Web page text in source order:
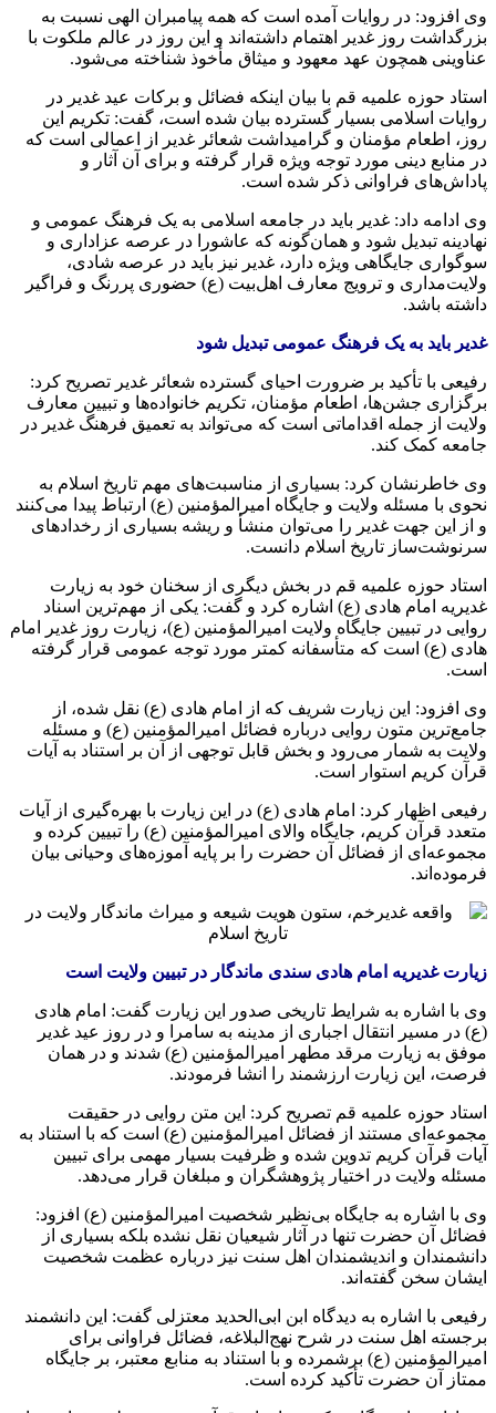
وی افزود: در روایات آمده است که همه پیامبران الهی نسبت به
بزرگداشت روز غدیر اهتمام داشته‌اند و این روز در عالم ملکوت با
عناوینی همچون عهد معهود و میثاق مأخوذ شناخته می‌شود.
استاد حوزه علمیه قم با بیان اینکه فضائل و برکات عید غدیر در
روایات اسلامی بسیار گسترده بیان شده است، گفت: تکریم این
روز، اطعام مؤمنان و گرامیداشت شعائر غدیر از اعمالی است که
در منابع دینی مورد توجه ویژه قرار گرفته و برای آن آثار و
پاداش‌های فراوانی ذکر شده است.
وی ادامه داد: غدیر باید در جامعه اسلامی به یک فرهنگ عمومی و
نهادینه تبدیل شود و همان‌گونه که عاشورا در عرصه عزاداری و
سوگواری جایگاهی ویژه دارد، غدیر نیز باید در عرصه شادی،
ولایت‌مداری و ترویج معارف اهل‌بیت (ع) حضوری پررنگ و فراگیر
داشته باشد.
غدیر باید به یک فرهنگ عمومی تبدیل شود
رفیعی با تأکید بر ضرورت احیای گسترده شعائر غدیر تصریح کرد:
برگزاری جشن‌ها، اطعام مؤمنان، تکریم خانواده‌ها و تبیین معارف
ولایت از جمله اقداماتی است که می‌تواند به تعمیق فرهنگ غدیر در
جامعه کمک کند.
وی خاطرنشان کرد: بسیاری از مناسبت‌های مهم تاریخ اسلام به
نحوی با مسئله ولایت و جایگاه امیرالمؤمنین (ع) ارتباط پیدا می‌کنند
و از این جهت غدیر را می‌توان منشأ و ریشه بسیاری از رخدادهای
سرنوشت‌ساز تاریخ اسلام دانست.
استاد حوزه علمیه قم در بخش دیگری از سخنان خود به زیارت
غدیریه امام هادی (ع) اشاره کرد و گفت: یکی از مهم‌ترین اسناد
روایی در تبیین جایگاه ولایت امیرالمؤمنین (ع)، زیارت روز غدیر امام
هادی (ع) است که متأسفانه کمتر مورد توجه عمومی قرار گرفته
است.
وی افزود: این زیارت شریف که از امام هادی (ع) نقل شده، از
جامع‌ترین متون روایی درباره فضائل امیرالمؤمنین (ع) و مسئله
ولایت به شمار می‌رود و بخش قابل توجهی از آن بر استناد به آیات
قرآن کریم استوار است.
رفیعی اظهار کرد: امام هادی (ع) در این زیارت با بهره‌گیری از آیات
متعدد قرآن کریم، جایگاه والای امیرالمؤمنین (ع) را تبیین کرده و
مجموعه‌ای از فضائل آن حضرت را بر پایه آموزه‌های وحیانی بیان
فرموده‌اند.
زیارت غدیریه امام هادی سندی ماندگار در تبیین ولایت است
وی با اشاره به شرایط تاریخی صدور این زیارت گفت: امام هادی
(ع) در مسیر انتقال اجباری از مدینه به سامرا و در روز عید غدیر
موفق به زیارت مرقد مطهر امیرالمؤمنین (ع) شدند و در همان
فرصت، این زیارت ارزشمند را انشا فرمودند.
استاد حوزه علمیه قم تصریح کرد: این متن روایی در حقیقت
مجموعه‌ای مستند از فضائل امیرالمؤمنین (ع) است که با استناد به
آیات قرآن کریم تدوین شده و ظرفیت بسیار مهمی برای تبیین
مسئله ولایت در اختیار پژوهشگران و مبلغان قرار می‌دهد.
وی با اشاره به جایگاه بی‌نظیر شخصیت امیرالمؤمنین (ع) افزود:
فضائل آن حضرت تنها در آثار شیعیان نقل نشده بلکه بسیاری از
دانشمندان و اندیشمندان اهل سنت نیز درباره عظمت شخصیت
ایشان سخن گفته‌اند.
رفیعی با اشاره به دیدگاه ابن ابی‌الحدید معتزلی گفت: این دانشمند
برجسته اهل سنت در شرح نهج‌البلاغه، فضائل فراوانی برای
امیرالمؤمنین (ع) برشمرده و با استناد به منابع معتبر، بر جایگاه
ممتاز آن حضرت تأکید کرده است.